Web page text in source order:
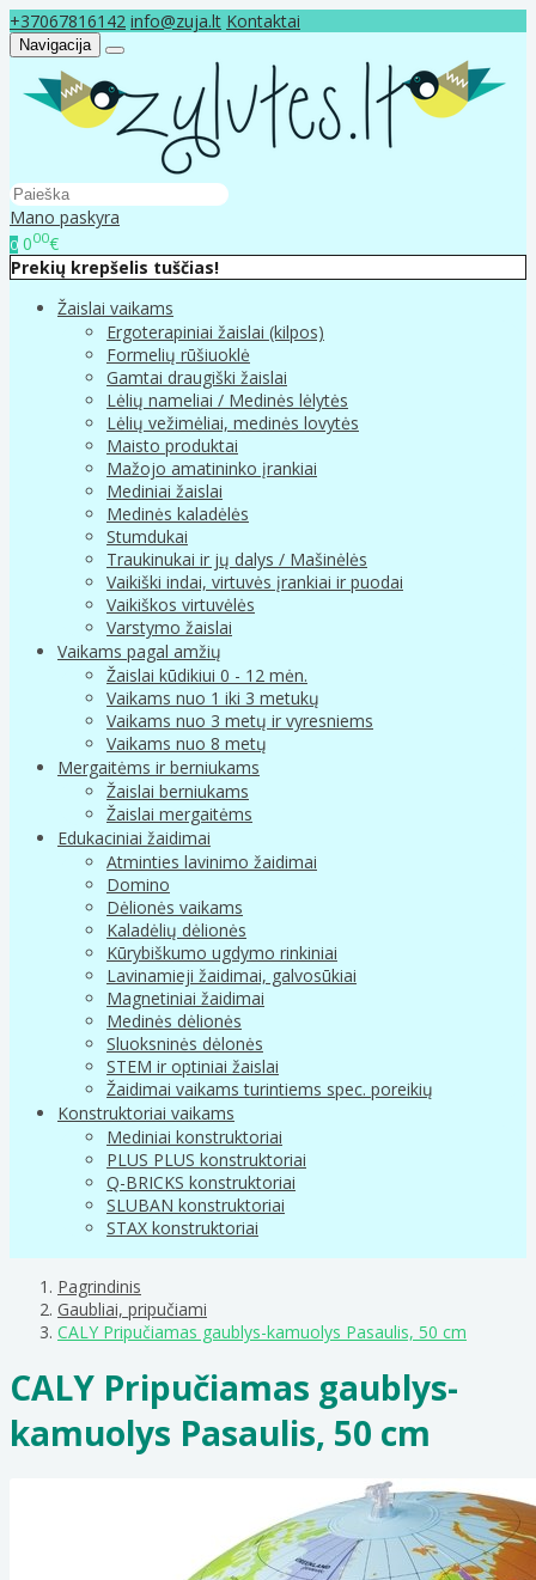
+37067816142 info@zuja.lt Kontaktai
Navigacija
Mano paskyra
0 000€
Prekių krepšelis tuščias!
Žaislai vaikams
Ergoterapiniai žaislai (kilpos)
Formelių rūšiuoklė
Gamtai draugiški žaislai
Lėlių nameliai / Medinės lėlytės
Lėlių vežimėliai, medinės lovytės
Maisto produktai
Mažojo amatininko įrankiai
Mediniai žaislai
Medinės kaladėlės
Stumdukai
Traukinukai ir jų dalys / Mašinėlės
Vaikiški indai, virtuvės įrankiai ir puodai
Vaikiškos virtuvėlės
Varstymo žaislai
Vaikams pagal amžių
Žaislai kūdikiui 0 - 12 mėn.
Vaikams nuo 1 iki 3 metukų
Vaikams nuo 3 metų ir vyresniems
Vaikams nuo 8 metų
Mergaitėms ir berniukams
Žaislai berniukams
Žaislai mergaitėms
Edukaciniai žaidimai
Atminties lavinimo žaidimai
Domino
Dėlionės vaikams
Kaladėlių dėlionės
Kūrybiškumo ugdymo rinkiniai
Lavinamieji žaidimai, galvosūkiai
Magnetiniai žaidimai
Medinės dėlionės
Sluoksninės dėlonės
STEM ir optiniai žaislai
Žaidimai vaikams turintiems spec. poreikių
Konstruktoriai vaikams
Mediniai konstruktoriai
PLUS PLUS konstruktoriai
Q-BRICKS konstruktoriai
SLUBAN konstruktoriai
STAX konstruktoriai
Pagrindinis
Gaubliai, pripučiami
CALY Pripučiamas gaublys-kamuolys Pasaulis, 50 cm
CALY Pripučiamas gaublys-
kamuolys Pasaulis, 50 cm